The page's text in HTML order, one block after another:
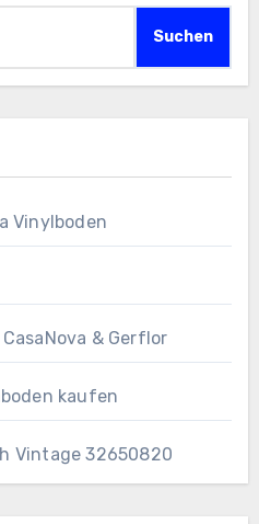
Vinylboden
CasaNova & Gerflor
kaufen
Vintage 32650820